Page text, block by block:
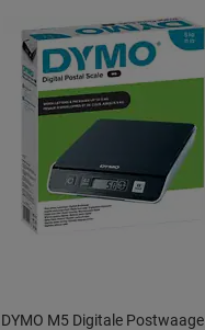
DYMO M5 Digitale Postwaage